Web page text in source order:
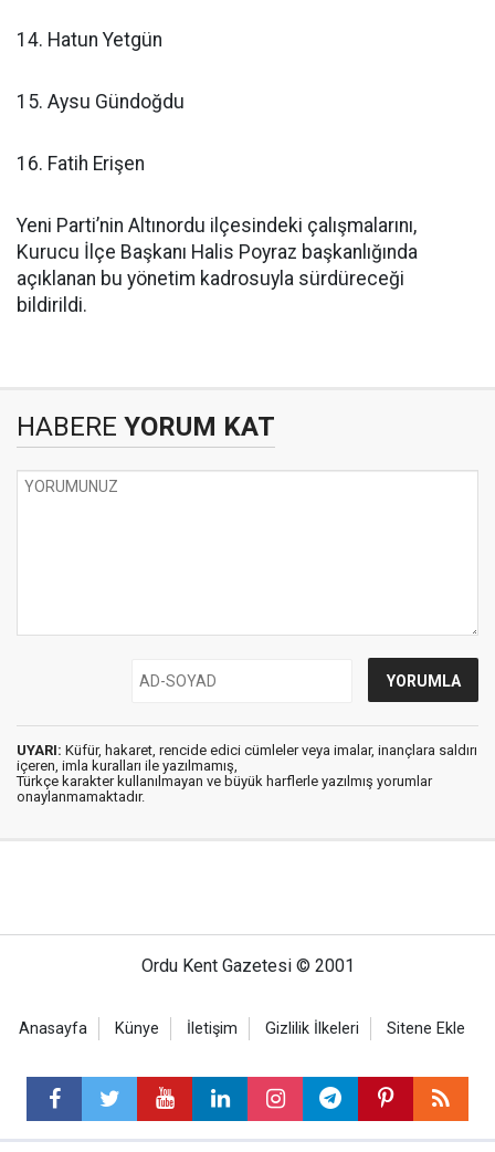
14. Hatun Yetgün
15. Aysu Gündoğdu
16. Fatih Erişen
Yeni Parti’nin Altınordu ilçesindeki çalışmalarını,
Kurucu İlçe Başkanı Halis Poyraz başkanlığında
açıklanan bu yönetim kadrosuyla sürdüreceği
bildirildi.
HABERE YORUM KAT
UYARI: Küfür, hakaret, rencide edici cümleler veya imalar, inançlara saldırı
içeren, imla kuralları ile yazılmamış,
Türkçe karakter kullanılmayan ve büyük harflerle yazılmış yorumlar
onaylanmamaktadır.
Ordu Kent Gazetesi © 2001
Anasayfa Künye İletişim Gizlilik İlkeleri Sitene Ekle